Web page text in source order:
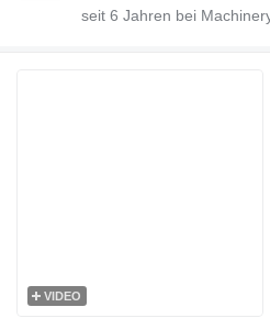
seit 6 Jahren bei
VIDEO